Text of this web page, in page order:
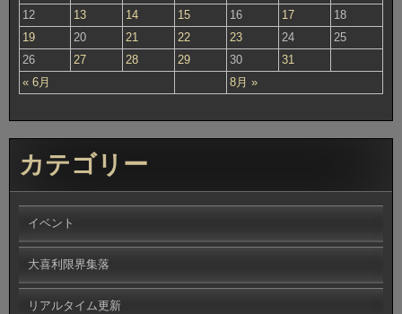
« 6月 8月 »
12
13 14 15 16 17
18
19
20 21 22 23 24
25
26
27 28 29 30 31
カテゴリー
イベント
大喜利限界集落
リアルタイム更新